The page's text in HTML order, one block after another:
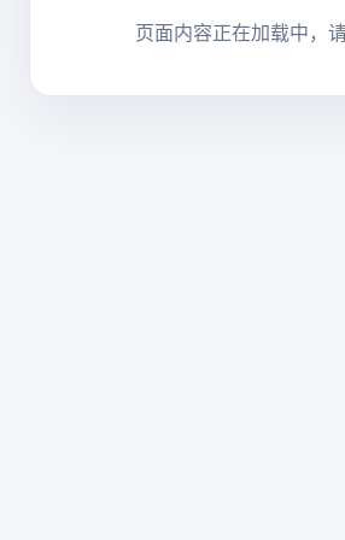
页面内容正在加载中，请